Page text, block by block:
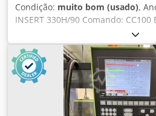
Condição: muito bom (usado),
INSERT 330H/90 Comando:
Dksdpfxou Dbkdj Adler Máquina
horizontal Diâmetro da mesa
fechamento: 90 toneladas
mín.: 270 Tamanho das placas:
Comprimento da rosca: 160 mm
cm³ Pressão de injeção: 1230 bar
kg Altura: 2800 mm